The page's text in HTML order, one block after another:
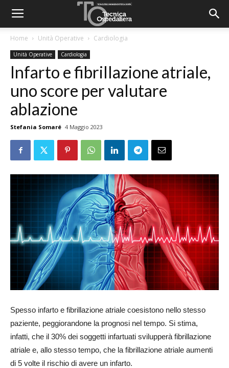
Home Unità Operative Cardiologia
Unità Operative Cardiologia
Infarto e fibrillazione atriale,
uno score per valutare
ablazione
Stefania Somaré 4 Maggio 2023
Spesso infarto e fibrillazione atriale coesistono nello stesso
paziente, peggiorandone la prognosi nel tempo. Si stima,
infatti, che il 30% dei soggetti infartuati svilupperà fibrillazione
atriale e, allo stesso tempo, che la fibrillazione atriale aumenti
di 5 volte il rischio di avere un infarto.